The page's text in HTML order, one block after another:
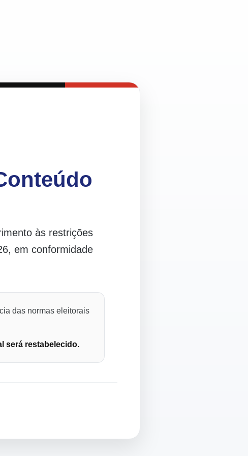
às restrições
em conformidade
das normas eleitorais
será restabelecido.